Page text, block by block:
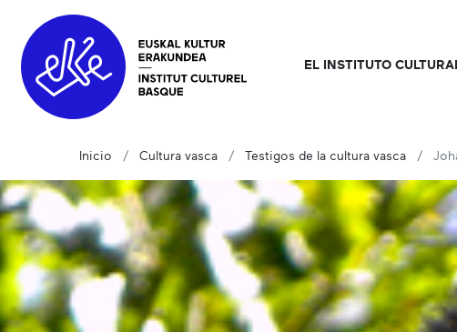
EL INSTITUTO
Inicio Cultura vasca Testigos de la cultura vasca